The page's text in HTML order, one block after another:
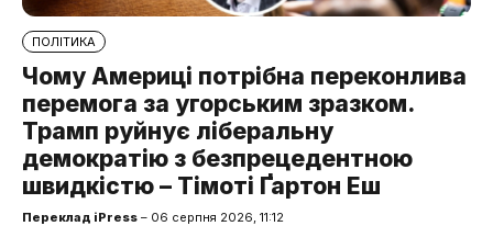
ПОЛІТИКА
Чому Америці потрібна переконлива
перемога за угорським зразком.
Трамп руйнує ліберальну
демократію з безпрецедентною
швидкістю – Тімоті Ґартон Еш
Переклад iPress – 06 серпня 2026, 11:12